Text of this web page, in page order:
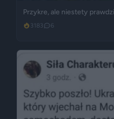
Przykre, ale niestety
3183 6